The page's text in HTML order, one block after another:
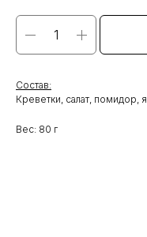
Состав:
Креветки, салат, помидор,
Вес: 80 г